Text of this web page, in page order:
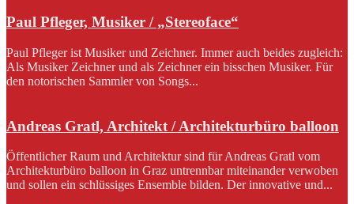
Paul Pfleger, Musiker / „Stereoface“
Paul Pfleger ist Musiker und Zeichner. Immer auch beides zugleich:
Als Musiker Zeichner und als Zeichner ein bisschen Musiker. Für
den notorischen Sammler von Songs...
Andreas Gratl, Architekt / Architekturbüro balloon
Öffentlicher Raum und Architektur sind für Andreas Gratl vom
Architekturbüro balloon in Graz untrennbar miteinander verwoben
und sollen ein schlüssiges Ensemble bilden. Der innovative und...